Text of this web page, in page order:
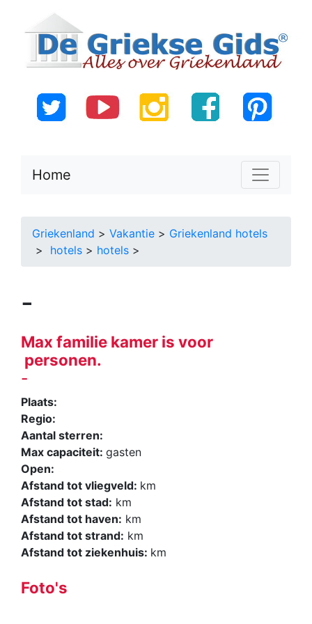
Home
Griekenland > Vakantie > Griekenland hotels
>
hotels > hotels >
-
Max familie kamer is voor
personen.
-
Plaats:
Regio:
Aantal sterren:
Max capaciteit: gasten
Open:
Afstand tot vliegveld: km
Afstand tot stad: km
Afstand tot haven: km
Afstand tot strand: km
Afstand tot ziekenhuis: km
Foto's